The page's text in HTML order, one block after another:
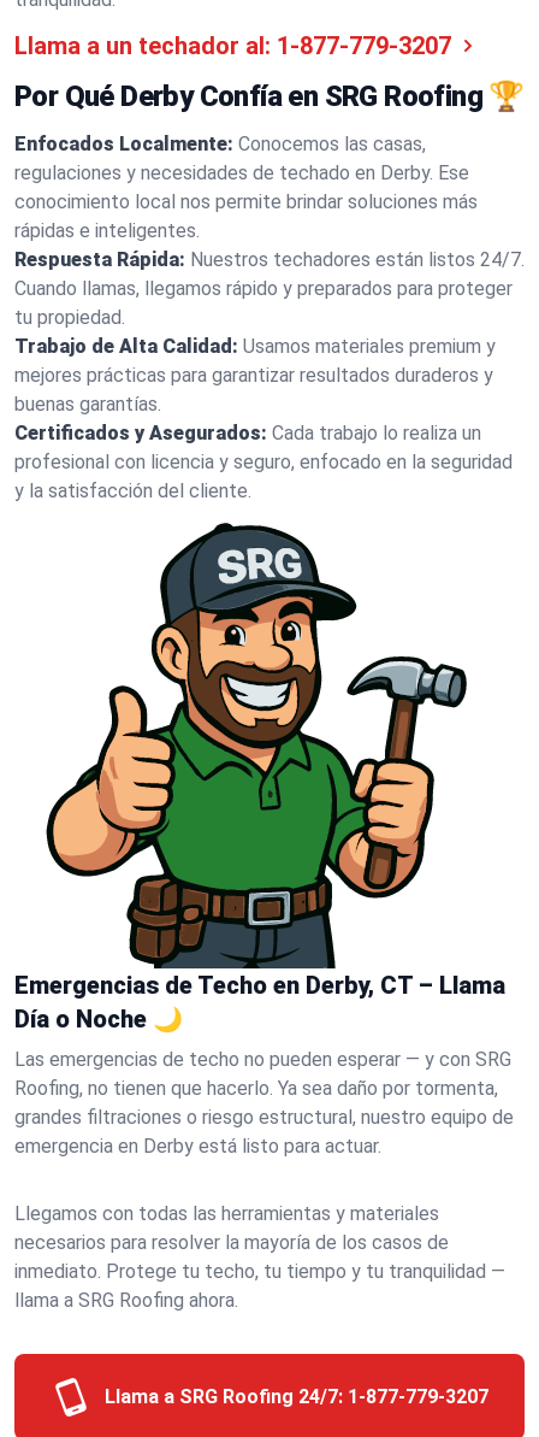
Llama a un techador al: 1-877-779-3207
Por Qué Derby Confía en SRG Roofing 🏆
Enfocados Localmente: Conocemos las casas,
regulaciones y necesidades de techado en Derby. Ese
conocimiento local nos permite brindar soluciones más
rápidas e inteligentes.
Respuesta Rápida: Nuestros techadores están listos 24/7.
Cuando llamas, llegamos rápido y preparados para proteger
tu propiedad.
Trabajo de Alta Calidad: Usamos materiales premium y
mejores prácticas para garantizar resultados duraderos y
buenas garantías.
Certificados y Asegurados: Cada trabajo lo realiza un
profesional con licencia y seguro, enfocado en la seguridad
y la satisfacción del cliente.
Emergencias de Techo en Derby, CT – Llama
Día o Noche 🌙
Las emergencias de techo no pueden esperar — y con SRG
Roofing, no tienen que hacerlo. Ya sea daño por tormenta,
grandes filtraciones o riesgo estructural, nuestro equipo de
emergencia en Derby está listo para actuar.
Llegamos con todas las herramientas y materiales
necesarios para resolver la mayoría de los casos de
inmediato. Protege tu techo, tu tiempo y tu tranquilidad —
llama a SRG Roofing ahora.
Llama a SRG Roofing 24/7: 1-877-779-3207